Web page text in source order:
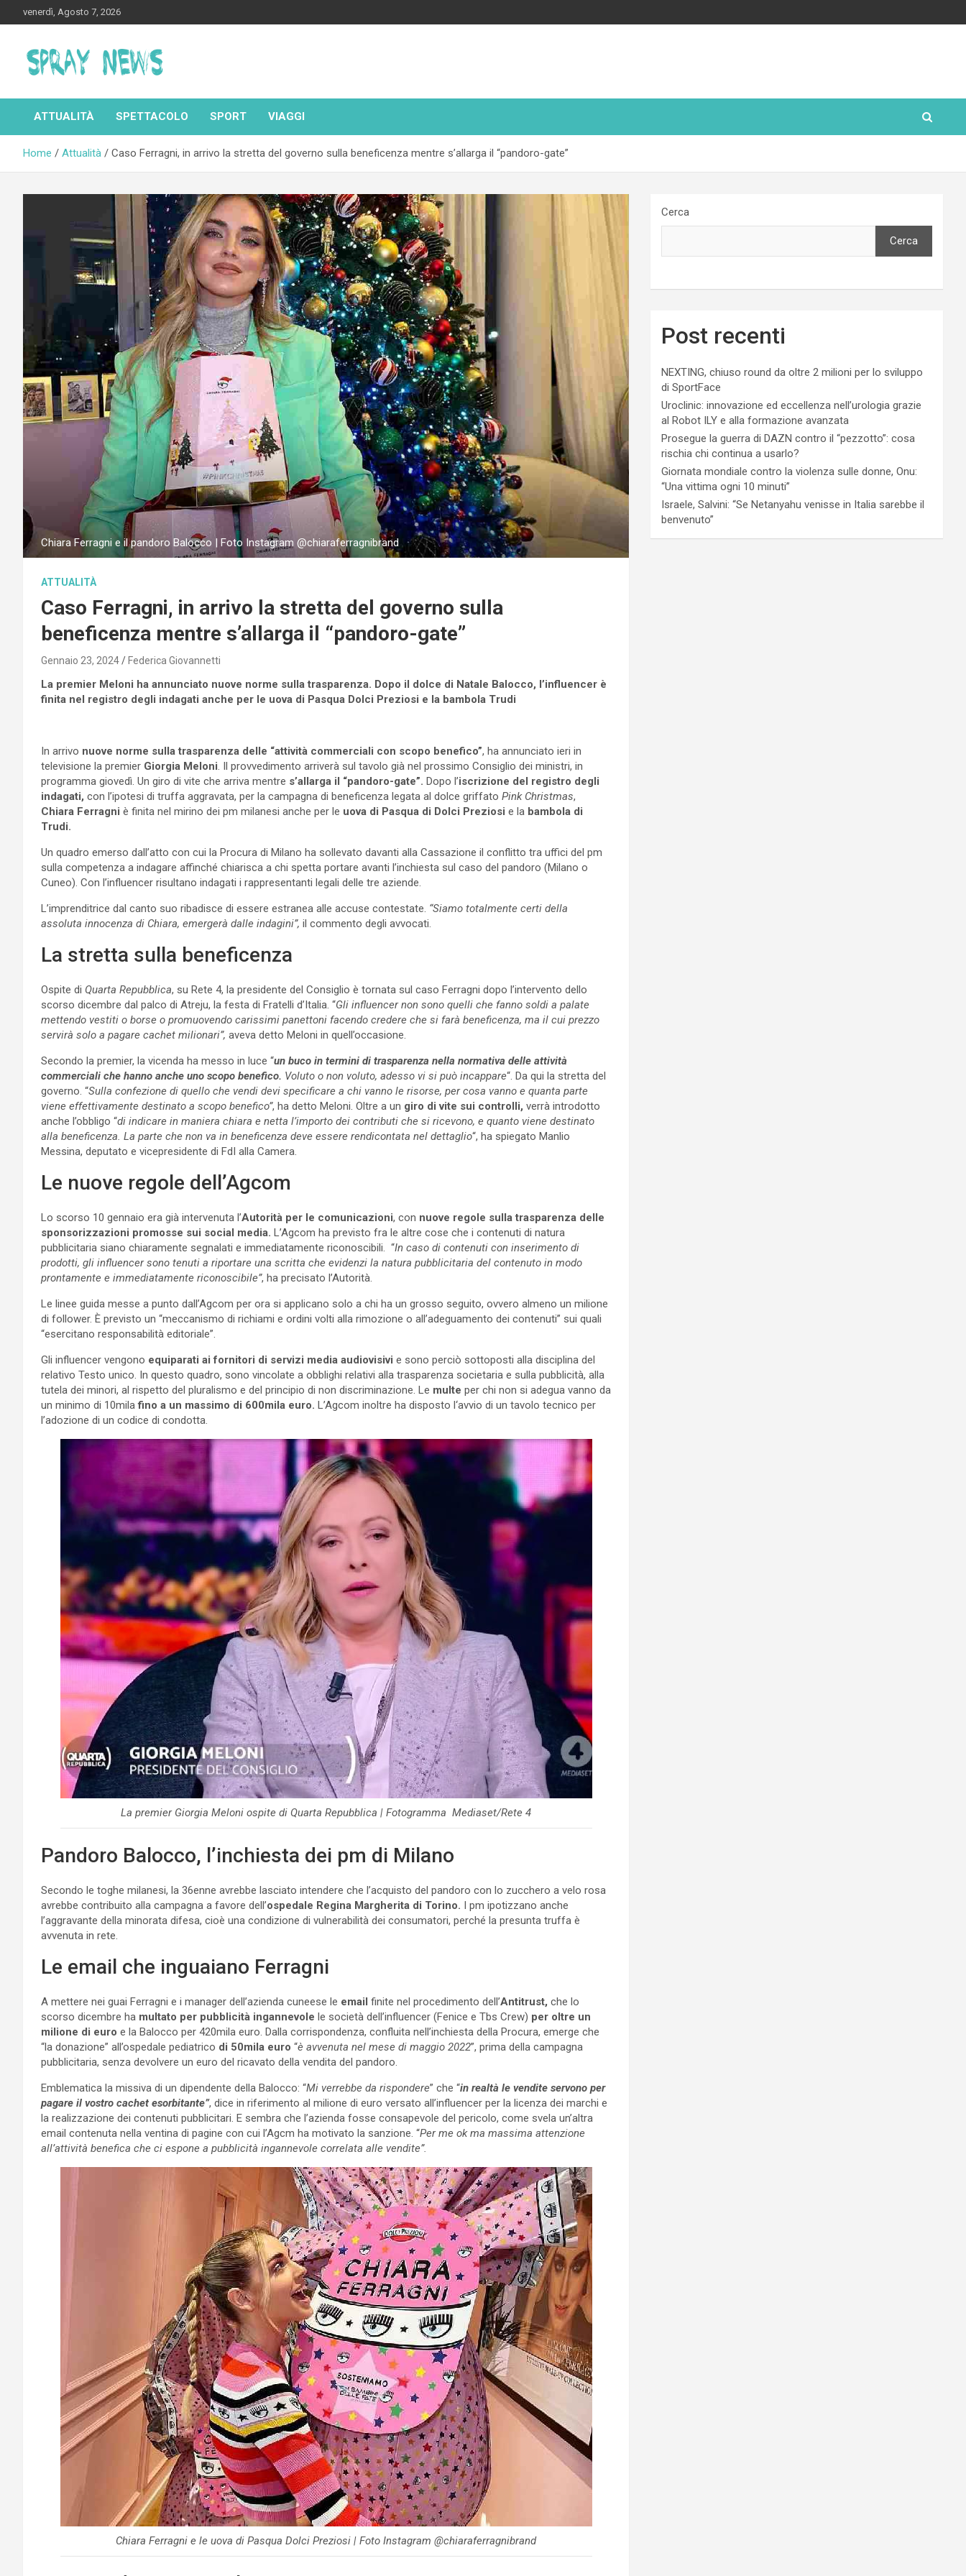
to
venerdì, Agosto 7, 2026
Spraynews.it
ATTUALITÀ SPETTACOLO SPORT VIAGGI
Home Attualità Caso Ferragni, in arrivo la stretta del governo sulla beneficenza mentre s’allarga il “pandoro-gate”
Chiara Ferragni e il pandoro Balocco | Foto Instagram @chiaraferragnibrand
ATTUALITÀ
Caso Ferragni, in arrivo la stretta del governo sulla
beneficenza mentre s’allarga il “pandoro-gate”
Gennaio 23, 2024 Federica Giovannetti
La premier Meloni ha annunciato nuove norme sulla trasparenza. Dopo il dolce di Natale Balocco, l’influencer è
finita nel registro degli indagati anche per le uova di Pasqua Dolci Preziosi e la bambola Trudi
In arrivo nuove norme sulla trasparenza delle “attività commerciali con scopo benefico”, ha annunciato ieri in
televisione la premier Giorgia Meloni . Il provvedimento arriverà sul tavolo già nel prossimo Consiglio dei ministri, in
programma giovedì. Un giro di vite che arriva mentre s’allarga il “pandoro-gate”. Dopo l’iscrizione del registro degli
indagati, con l’ipotesi di truffa aggravata, per la campagna di beneficenza legata al dolce griffato Pink Christmas,
Chiara Ferragni è finita nel mirino dei pm milanesi anche per le uova di Pasqua di Dolci Preziosi e la bambola di
Trudi.
Un quadro emerso dall’atto con cui la Procura di Milano ha sollevato davanti alla Cassazione il conflitto tra uffici del pm
sulla competenza a indagare affinché chiarisca a chi spetta portare avanti l’inchiesta sul caso del pandoro (Milano o
Cuneo). Con l’influencer risultano indagati i rappresentanti legali delle tre aziende.
L’imprenditrice dal canto suo ribadisce di essere estranea alle accuse contestate. “Siamo totalmente certi della
assoluta innocenza di Chiara, emergerà dalle indagini”, il commento degli avvocati.
La stretta sulla beneficenza
Ospite di Quarta Repubblica, su Rete 4, la presidente del Consiglio è tornata sul caso Ferragni dopo l’intervento dello
scorso dicembre dal palco di Atreju, la festa di Fratelli d’Italia. “Gli influencer non sono quelli che fanno soldi a palate
mettendo vestiti o borse o promuovendo carissimi panettoni facendo credere che si farà beneficenza, ma il cui prezzo
servirà solo a pagare cachet milionari”, aveva detto Meloni in quell’occasione.
Secondo la premier, la vicenda ha messo in luce “un buco in termini di trasparenza nella normativa delle attività
commerciali che hanno anche uno scopo benefico. Voluto o non voluto, adesso vi si può incappare“. Da qui la stretta del
governo. “Sulla confezione di quello che vendi devi specificare a chi vanno le risorse, per cosa vanno e quanta parte
viene effettivamente destinato a scopo benefico”, ha detto Meloni. Oltre a un giro di vite sui controlli, verrà introdotto
anche l’obbligo “di indicare in maniera chiara e netta l’importo dei contributi che si ricevono, e quanto viene destinato
alla beneficenza. La parte che non va in beneficenza deve essere rendicontata nel dettaglio“, ha spiegato Manlio
Messina, deputato e vicepresidente di FdI alla Camera.
Le nuove regole dell’Agcom
Lo scorso 10 gennaio era già intervenuta l’Autorità per le comunicazioni, con nuove regole sulla trasparenza delle
sponsorizzazioni promosse sui social media. L’Agcom ha previsto fra le altre cose che i contenuti di natura
pubblicitaria siano chiaramente segnalati e immediatamente riconoscibili. “In caso di contenuti con inserimento di
prodotti, gli influencer sono tenuti a riportare una scritta che evidenzi la natura pubblicitaria del contenuto in modo
prontamente e immediatamente riconoscibile”, ha precisato l’Autorità.
Le linee guida messe a punto dall’Agcom per ora si applicano solo a chi ha un grosso seguito, ovvero almeno un milione
di follower. È previsto un “meccanismo di richiami e ordini volti alla rimozione o all’adeguamento dei contenuti” sui quali
“esercitano responsabilità editoriale”.
Gli influencer vengono equiparati ai fornitori di servizi media audiovisivi e sono perciò sottoposti alla disciplina del
relativo Testo unico. In questo quadro, sono vincolate a obblighi relativi alla trasparenza societaria e sulla pubblicità, alla
tutela dei minori, al rispetto del pluralismo e del principio di non discriminazione. Le multe per chi non si adegua vanno da
un minimo di 10milafino a un massimo di 600mila euro. L’Agcom inoltre ha disposto l‘avvio di un tavolo tecnico per
l’adozione di un codice di condotta.
La premier Giorgia Meloni ospite di Quarta Repubblica | Fotogramma Mediaset/Rete 4
Pandoro Balocco, l’inchiesta dei pm di Milano
Secondo le toghe milanesi, la 36enne avrebbe lasciato intendere che l’acquisto del pandoro con lo zucchero a velo rosa
avrebbe contribuito alla campagna a favore dell’ospedale Regina Margherita di Torino. I pm ipotizzano anche
l’aggravante della minorata difesa, cioè una condizione di vulnerabilità dei consumatori, perché la presunta truffa è
avvenuta in rete.
Le email che inguaiano Ferragni
A mettere nei guai Ferragni e i manager dell’azienda cuneese le email finite nel procedimento dell’Antitrust, che lo
scorso dicembre ha multato per pubblicità ingannevole le società dell’influencer (Fenice e Tbs Crew) per oltre un
milione di euro e la Balocco per 420mila euro. Dalla corrispondenza, confluita nell’inchiesta della Procura, emerge che
“la donazione” all’ospedale pediatrico di 50mila euro “è avvenuta nel mese di maggio 2022”, prima della campagna
pubblicitaria, senza devolvere un euro del ricavato della vendita del pandoro.
Emblematica la missiva di un dipendente della Balocco: “Mi verrebbe da rispondere” che “in realtà le vendite servono per
pagare il vostro cachet esorbitante”, dice in riferimento al milione di euro versato all’influencer per la licenza dei marchi e
la realizzazione dei contenuti pubblicitari. E sembra che l’azienda fosse consapevole del pericolo, come svela un’altra
email contenuta nella ventina di pagine con cui l’Agcm ha motivato la sanzione. “Per me ok ma massima attenzione
all’attività benefica che ci espone a pubblicità ingannevole correlata alle vendite”.
Chiara Ferragni e le uova di Pasqua Dolci Preziosi | Foto Instagram @chiaraferragnibrand
Cerca
Cerca
Post recenti
NEXTING, chiuso round da oltre 2 milioni per lo sviluppo
di SportFace
Uroclinic: innovazione ed eccellenza nell’urologia grazie
al Robot ILY e alla formazione avanzata
Prosegue la guerra di DAZN contro il “pezzotto”: cosa
rischia chi continua a usarlo?
Giornata mondiale contro la violenza sulle donne, Onu:
“Una vittima ogni 10 minuti”
Israele, Salvini: “Se Netanyahu venisse in Italia sarebbe il
benvenuto”